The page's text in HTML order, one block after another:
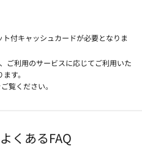
付キャッシュカードが必要となりま
ご利用のサービスに応じてご利用いた
す。
覧ください。
くあるFAQ